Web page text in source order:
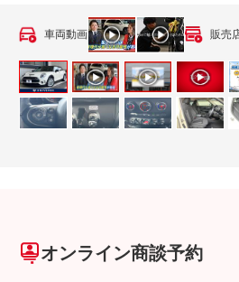
車両動画 販売
オンライン商談予約